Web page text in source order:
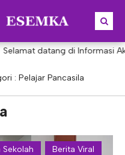
Selamat datang di Informasi
: Pelajar Pancasila
Sekolah
Berita Viral